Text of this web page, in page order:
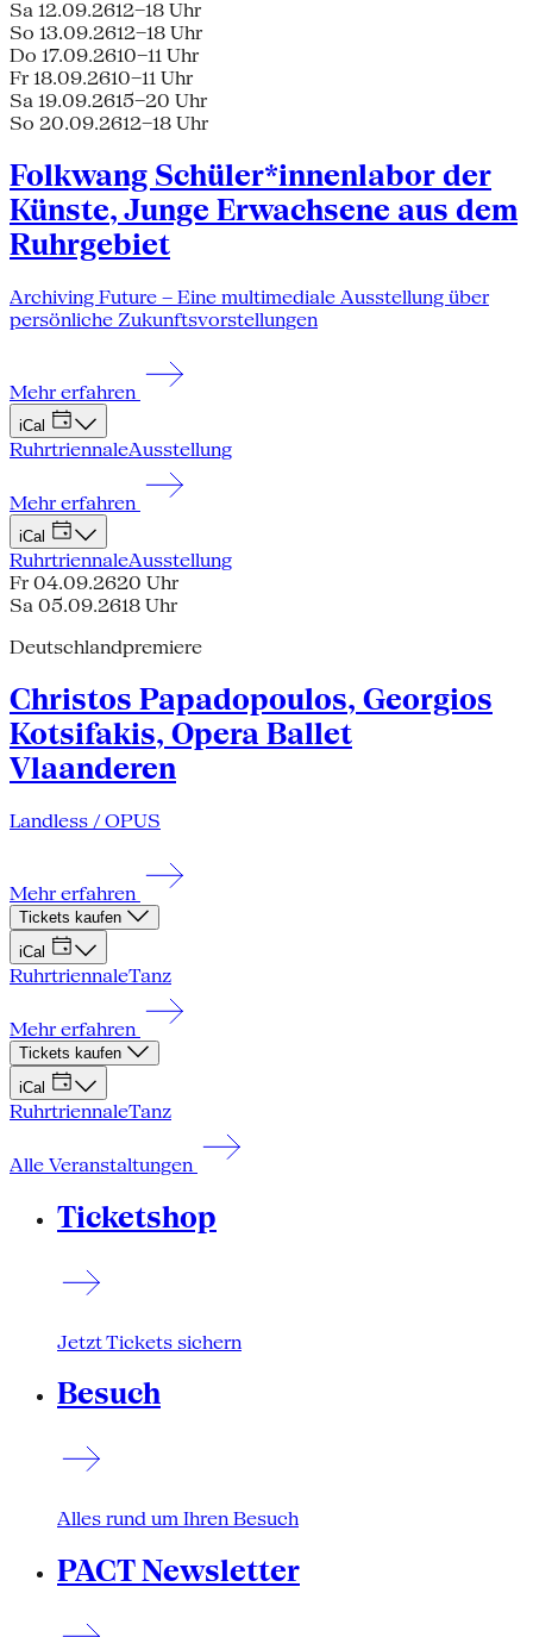
Sa 12.09.2612–18 Uhr
So 13.09.2612–18 Uhr
Do 17.09.2610–11 Uhr
Fr 18.09.2610–11 Uhr
Sa 19.09.2615–20 Uhr
So 20.09.2612–18 Uhr
Folkwang Schüler*innenlabor der
Künste, Junge Erwachsene aus dem
Ruhrgebiet
Archiving Future – Eine multimediale Ausstellung über
persönliche Zukunftsvorstellungen
Mehr erfahren
iCal
RuhrtriennaleAusstellung
Mehr erfahren
iCal
RuhrtriennaleAusstellung
Fr 04.09.2620 Uhr
Sa 05.09.2618 Uhr
Deutschlandpremiere
Christos Papadopoulos, Georgios
Kotsifakis, Opera Ballet
Vlaanderen
Landless / OPUS
Mehr erfahren
Tickets kaufen
iCal
RuhrtriennaleTanz
Mehr erfahren
Tickets kaufen
iCal
RuhrtriennaleTanz
Alle Veranstaltungen
Ticketshop
Jetzt Tickets sichern
Besuch
Alles rund um Ihren Besuch
PACT Newsletter